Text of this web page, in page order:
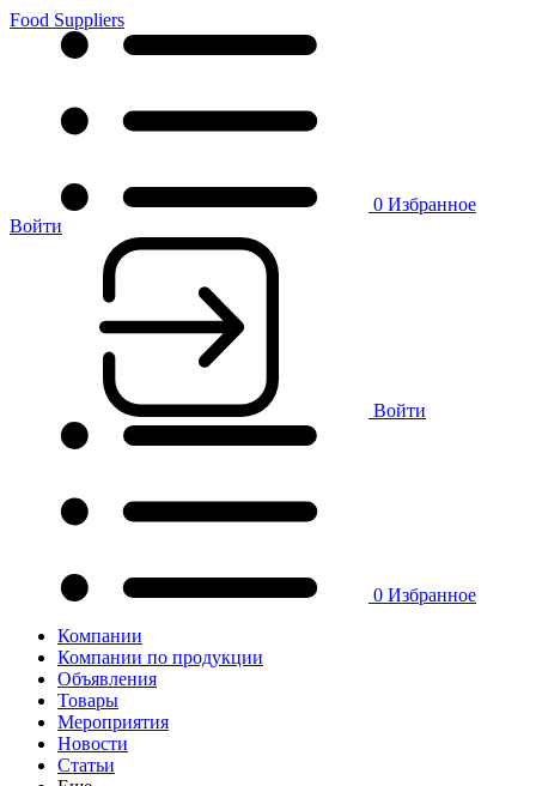
Food Suppliers
0 Избранное
Войти
Войти
0 Избранное
Компании
Компании по продукции
Объявления
Товары
Мероприятия
Новости
Статьи